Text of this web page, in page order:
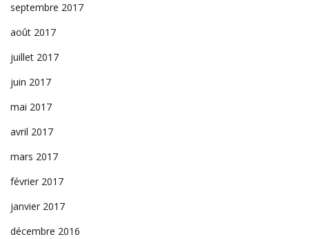
septembre 2017
août 2017
juillet 2017
juin 2017
mai 2017
avril 2017
mars 2017
février 2017
janvier 2017
décembre 2016